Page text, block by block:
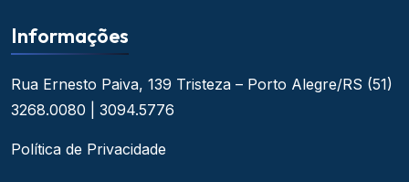
Informações
Rua Ernesto Paiva, 139 Tristeza – Porto Alegre/RS (51)
3268.0080 | 3094.5776
Política de Privacidade